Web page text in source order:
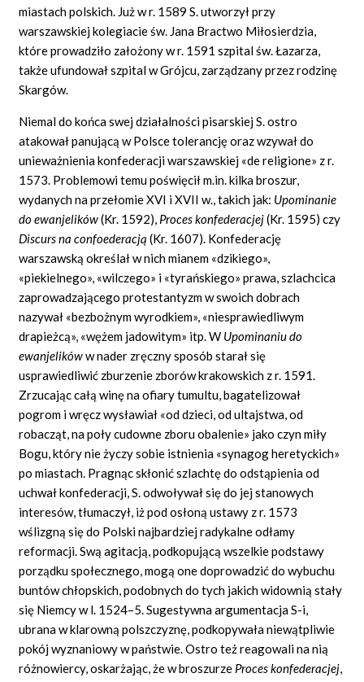
miastach polskich. Już w r. 1589 S. utworzył przy
warszawskiej kolegiacie św. Jana Bractwo Miłosierdzia,
które prowadziło założony w r. 1591 szpital św. Łazarza,
także ufundował szpital w Grójcu, zarządzany przez rodzinę
Skargów.
Niemal do końca swej działalności pisarskiej S. ostro
atakował panującą w Polsce tolerancję oraz wzywał do
unieważnienia konfederacji warszawskiej «de religione» z r.
1573. Problemowi temu poświęcił m.in. kilka broszur,
wydanych na przełomie XVI i XVII w., takich jak: Upominanie
do ewanjelików(Kr. 1592), Proces konfederacjej(Kr. 1595) czy
Discurs na confoederacją(Kr. 1607). Konfederację
warszawską określał w nich mianem «dzikiego»,
«piekielnego», «wilczego» i «tyrańskiego»prawa, szlachcica
zaprowadzającego protestantyzm w swoich dobrach
nazywał «bezbożnym wyrodkiem», «niesprawiedliwym
drapieżcą», «wężem jadowitym» itp. W Upominaniu do
ewanjelikóww nader zręczny sposób starał się
usprawiedliwić zburzenie zborów krakowskich z r. 1591.
Zrzucając całą winę na ofiary tumultu, bagatelizował
pogrom i wręcz wysławiał «oddzieci, od ultajstwa, od
robacząt, na poły cudowne zboruobalenie» jako czyn miły
Bogu, który nie życzy sobie istnienia «synagogheretyckich»
po miastach. Pragnąc skłonić szlachtę do odstąpienia od
uchwał konfederacji, S. odwoływał się do jej stanowych
interesów, tłumaczył, iż pod osłoną ustawy z r. 1573
wślizgną się do Polski najbardziej radykalne odłamy
reformacji. Swą agitacją, podkopującą wszelkie podstawy
porządku społecznego, mogą one doprowadzić do wybuchu
buntów chłopskich, podobnych do tych jakich widownią stały
się Niemcy w l. 1524–5. Sugestywna argumentacja S-i,
ubrana w klarowną polszczyznę, podkopywała niewątpliwie
pokój wyznaniowy w państwie. Ostro też reagowali na nią
różnowiercy, oskarżając, że w broszurze Proces konfederacjej,